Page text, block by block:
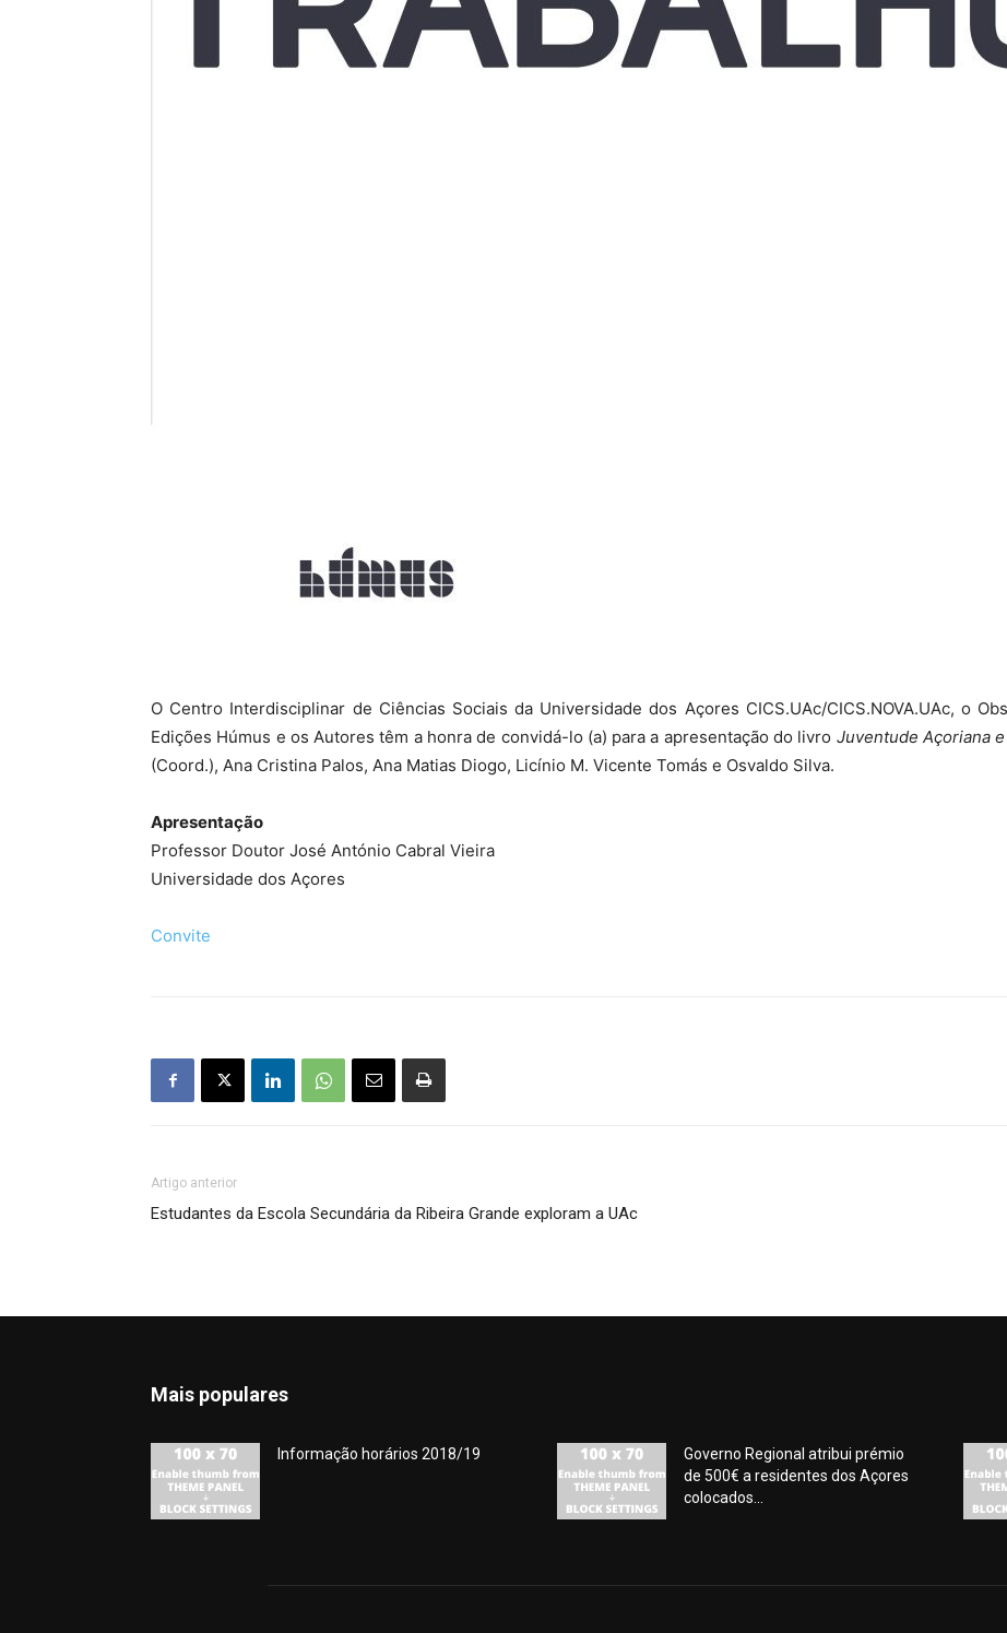
O Centro Interdisciplinar de Ciências Sociais da Universidade dos Açores CICS.UAc/CICS.NOVA.UAc, o
Edições Húmus e os Autores têm a honra de convidá-lo (a) para a apresentação do livro Juventude Açoriana
(Coord.), Ana Cristina Palos, Ana Matias Diogo, Licínio M. Vicente Tomás e Osvaldo Silva.
Apresentação
Professor Doutor José António Cabral Vieira
Universidade dos Açores
Convite
Artigo anterior
Estudantes da Escola Secundária da Ribeira Grande exploram a UAc
Mais populares
Informação horários 2018/19
Governo Regional atribui prémio
de 500€ a residentes dos Açores
colocados...